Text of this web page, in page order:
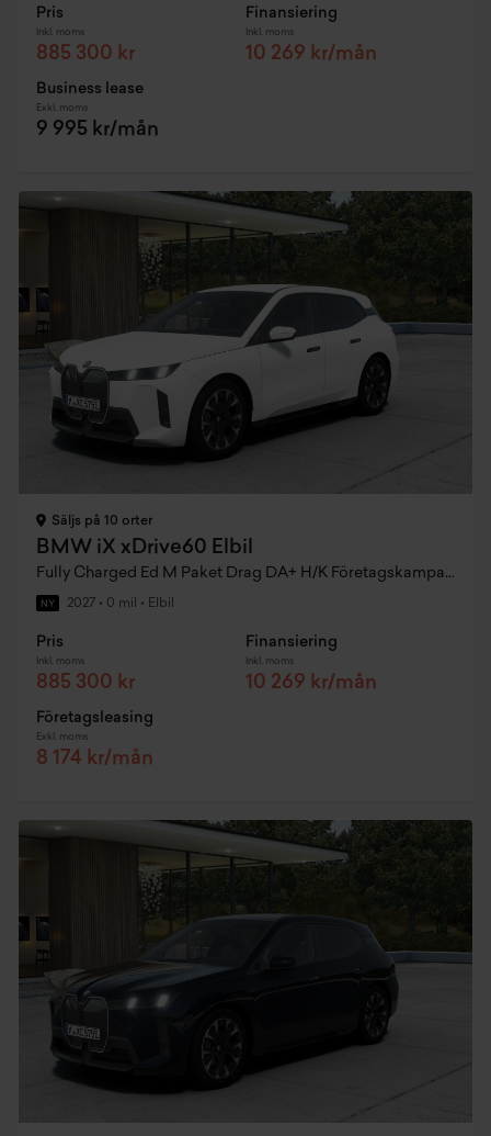
Pris
Inkl. moms
885 300 kr
Finansiering
Inkl. moms
10 269 kr/mån
Business lease
Exkl. moms
9 995 kr/mån
Säljs på 10 orter
BMW iX xDrive60 Elbil
Fully Charged Ed M Paket Drag DA+ H/K Företagskampanj
NY 2027 • 0 mil • Elbil
Pris
Inkl. moms
885 300 kr
Finansiering
Inkl. moms
10 269 kr/mån
Företagsleasing
Exkl. moms
8 174 kr/mån